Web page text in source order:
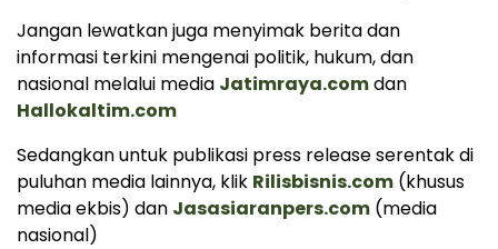
Jangan lewatkan juga menyimak berita dan
informasi terkini mengenai politik, hukum, dan
nasional melalui media Jatimraya.comdan
Hallokaltim.com
Sedangkan untuk publikasi press release serentak di
puluhan media lainnya, klik Rilisbisnis.com (khusus
media ekbis) dan Jasasiaranpers.com (media
nasional)